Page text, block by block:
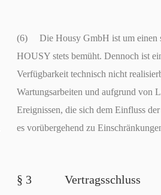
(6) Die Housy GmbH ist um einen
HOUSY stets bemüht. Dennoch ist
Verfügbarkeit technisch nicht
Wartungsarbeiten und aufgrund von
Ereignissen, die sich dem Einfluss
es vorübergehend zu
§ 3 Vertragsschluss